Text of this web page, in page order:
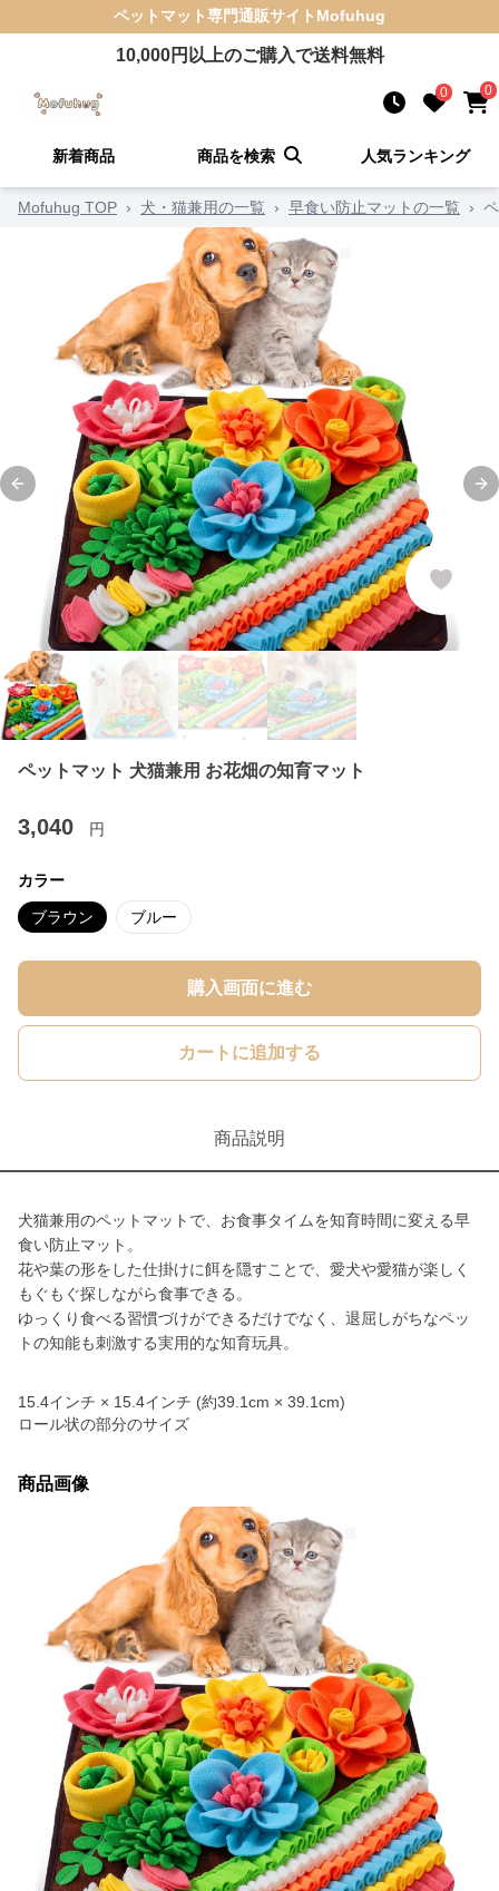
ペットマット専門通販サイト Mofuhug
10,000円以上のご購入で送料無料
0 0
新着商品 商品を検索 人気ランキング
Mofuhug TOP › 犬・猫兼用の一覧 › 早食い防止マットの一覧 ›
Previous slide
ペットマット 犬猫兼用 お花畑の知育マット
3,040 円
カラー
ブラウン ブルー
購入画面に進む
カートに追加する
商品説明
犬猫兼用のペットマットで、お食事タイムを知育時間に変える早
食い防止マット。
花や葉の形をした仕掛けに餌を隠すことで、愛犬や愛猫が楽しく
もぐもぐ探しながら食事できる。
ゆっくり食べる習慣づけができるだけでなく、退屈しがちなペッ
トの知能も刺激する実用的な知育玩具。
15.4インチ × 15.4インチ (約39.1cm × 39.1cm)
ロール状の部分のサイズ
商品画像